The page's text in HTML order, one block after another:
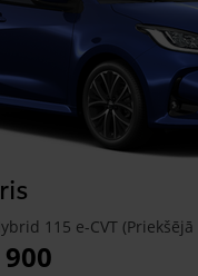
115 e-CVT